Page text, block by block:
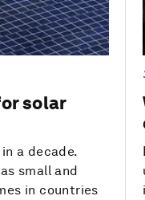
solar
a decade.
small and
in countries